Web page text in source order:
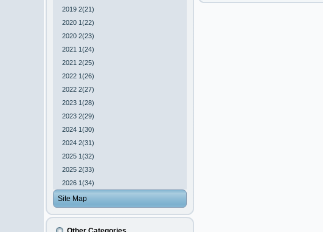
2019 2(21)
2020 1(22)
2020 2(23)
2021 1(24)
2021 2(25)
2022 1(26)
2022 2(27)
2023 1(28)
2023 2(29)
2024 1(30)
2024 2(31)
2025 1(32)
2025 2(33)
2026 1(34)
Site Map